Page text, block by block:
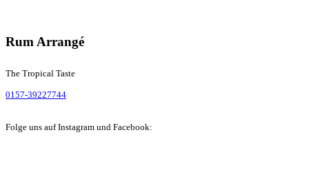
Rum Arrangé
The Tropical Taste
0157-39227744
Folge uns auf Instagram und Facebook: